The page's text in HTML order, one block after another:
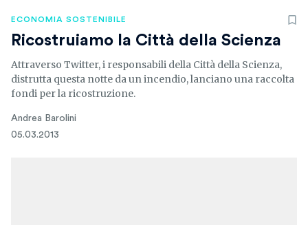
ECONOMIA SOSTENIBILE
Ricostruiamo la Città della Scienza
Attraverso Twitter, i responsabili della Città della Scienza,
distrutta questa notte da un incendio, lanciano una raccolta
fondi per la ricostruzione.
Andrea Barolini
05.03.2013